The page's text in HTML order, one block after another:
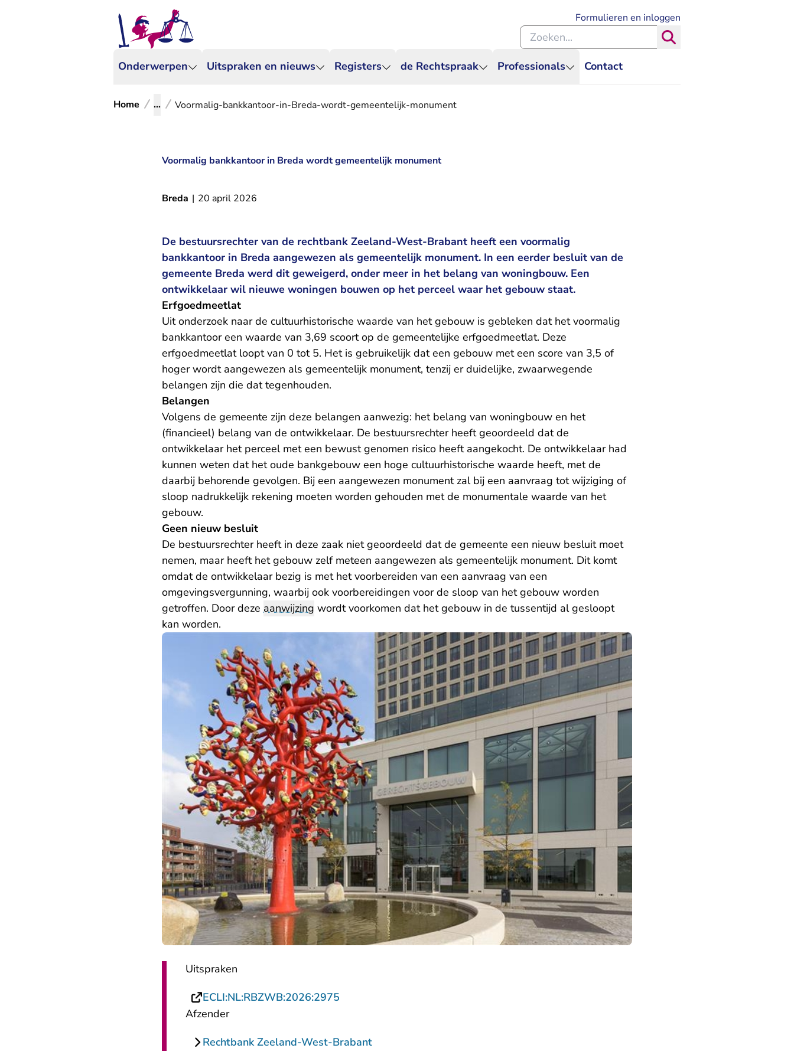
Onderwerpen Uitspraken en nieuws Registers de Rechtspraak Professionals Contact
Formulieren en inloggen
Zoeken binnen de Rechtspraak
Home ... Voormalig-bankkantoor-in-Breda-wordt-gemeentelijk-monument
Voormalig bankkantoor in Breda wordt gemeentelijk monument
Breda | 20 april 2026
De bestuursrechter van de rechtbank Zeeland-West-Brabant heeft een voormalig
bankkantoor in Breda aangewezen als gemeentelijk monument. In een eerder besluit van de
gemeente Breda werd dit geweigerd, onder meer in het belang van woningbouw. Een
ontwikkelaar wil nieuwe woningen bouwen op het perceel waar het gebouw staat.
Erfgoedmeetlat
Uit onderzoek naar de cultuurhistorische waarde van het gebouw is gebleken dat het voormalig
bankkantoor een waarde van 3,69 scoort op de gemeentelijke erfgoedmeetlat. Deze
erfgoedmeetlat loopt van 0 tot 5. Het is gebruikelijk dat een gebouw met een score van 3,5 of
hoger wordt aangewezen als gemeentelijk monument, tenzij er duidelijke, zwaarwegende
belangen zijn die dat tegenhouden.
Belangen
Volgens de gemeente zijn deze belangen aanwezig: het belang van woningbouw en het
(financieel) belang van de ontwikkelaar. De bestuursrechter heeft geoordeeld dat de
ontwikkelaar het perceel met een bewust genomen risico heeft aangekocht. De ontwikkelaar had
kunnen weten dat het oude bankgebouw een hoge cultuurhistorische waarde heeft, met de
daarbij behorende gevolgen. Bij een aangewezen monument zal bij een aanvraag tot wijziging of
sloop nadrukkelijk rekening moeten worden gehouden met de monumentale waarde van het
gebouw.
Geen nieuw besluit
De bestuursrechter heeft in deze zaak niet geoordeeld dat de gemeente een nieuw besluit moet
nemen, maar heeft het gebouw zelf meteen aangewezen als gemeentelijk monument. Dit komt
omdat de ontwikkelaar bezig is met het voorbereiden van een aanvraag van een
omgevingsvergunning, waarbij ook voorbereidingen voor de sloop van het gebouw worden
getroffen. Door deze aanwijzing wordt voorkomen dat het gebouw in de tussentijd al gesloopt
kan worden.
Uitspraken
ECLI:NL:RBZWB:2026:2975
Afzender
Rechtbank Zeeland-West-Brabant